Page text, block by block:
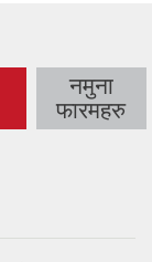
नमुना
फारमहरु